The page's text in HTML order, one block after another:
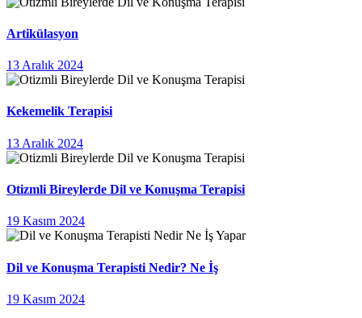
Artikülasyon
13 Aralık 2024
Kekemelik Terapisi
13 Aralık 2024
Otizmli Bireylerde Dil ve Konuşma Terapisi
19 Kasım 2024
Dil ve Konuşma Terapisti Nedir? Ne İş
19 Kasım 2024